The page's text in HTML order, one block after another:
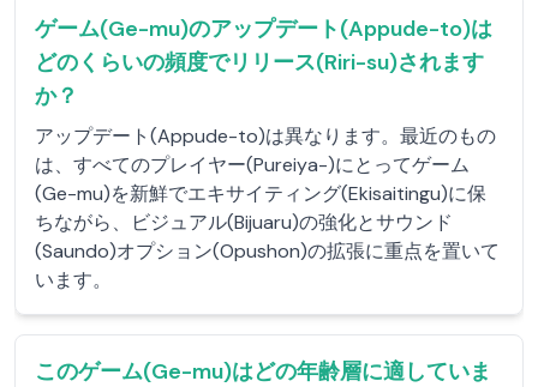
ゲーム(Ge-mu)のアップデート(Appude-to)は
どのくらいの頻度でリリース(Riri-su)されます
か？
アップデート(Appude-to)は異なります。最近のもの
は、すべてのプレイヤー(Pureiya-)にとってゲーム
(Ge-mu)を新鮮でエキサイティング(Ekisaitingu)に保
ちながら、ビジュアル(Bijuaru)の強化とサウンド
(Saundo)オプション(Opushon)の拡張に重点を置いて
います。
このゲーム(Ge-mu)はどの年齢層に適していま